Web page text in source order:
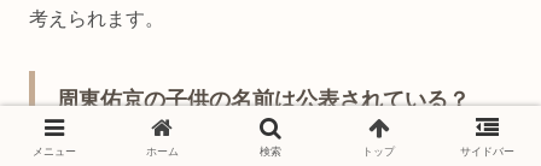
考えられます。
周東佑京の子供の名前は公表されている？
メニュー ホーム 検索 トップ サイドバー